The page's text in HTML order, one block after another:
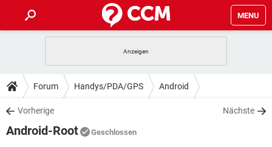
MENU
ANDROID IOS
WINDOWS 10
WHATSAPP
TIPPS & TRICKS
SPIELE STREAMING
DOWNLOADS
SPIELE
Forum Handys/PDA/GPS Android
Vorherige Nächste
Android-Root Geschlossen